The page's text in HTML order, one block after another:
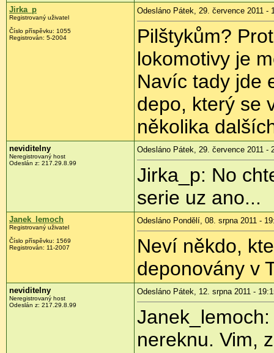
Jirka_p
Registrovaný uživatel
Číslo příspěvku: 1055
Registrován: 5-2004
Odesláno Pátek, 29. července 2011 -
Pilštykům?
lokomotivy je
Navíc tady jde
depo, který se
několika
neviditelny
Neregistrovaný host
Odeslán z: 217.29.8.99
Odesláno Pátek, 29. července 2011 -
Jirka_p: No
serie uz ano...
Janek_lemoch
Registrovaný uživatel
Číslo příspěvku: 1569
Registrován: 11-2007
Odesláno Pondělí, 08. srpna 2011 -
Neví někdo,
deponovány v
neviditelny
Neregistrovaný host
Odeslán z: 217.29.8.99
Odesláno Pátek, 12. srpna 2011 -
nereknu. Vim,